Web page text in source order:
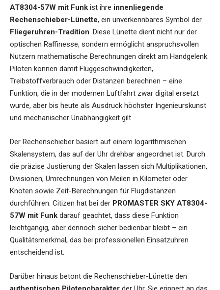
AT8304-57W mit Funk ist ihre innenliegende
Rechenschieber-Lünette, ein unverkennbares Symbol der
Fliegeruhren-Tradition. Diese Lünette dient nicht nur der
optischen Raffinesse, sondern ermöglicht anspruchsvollen
Nutzern mathematische Berechnungen direkt am Handgelenk.
Piloten können damit Fluggeschwindigkeiten,
Treibstoffverbrauch oder Distanzen berechnen – eine
Funktion, die in der modernen Luftfahrt zwar digital ersetzt
wurde, aber bis heute als Ausdruck höchster Ingenieurskunst
und mechanischer Unabhängigkeit gilt.
Der Rechenschieber basiert auf einem logarithmischen
Skalensystem, das auf der Uhr drehbar angeordnet ist. Durch
die präzise Justierung der Skalen lassen sich Multiplikationen,
Divisionen, Umrechnungen von Meilen in Kilometer oder
Knoten sowie Zeit-Berechnungen für Flugdistanzen
durchführen. Citizen hat bei der PROMASTER SKY AT8304-
57W mit Funk darauf geachtet, dass diese Funktion
leichtgängig, aber dennoch sicher bedienbar bleibt – ein
Qualitätsmerkmal, das bei professionellen Einsatzuhren
entscheidend ist.
Darüber hinaus betont die Rechenschieber-Lünette den